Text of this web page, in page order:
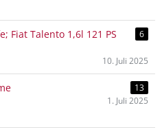
Fiat Talento 1,6l 121 PS
6
10. Juli 2025
13
1. Juli 2025